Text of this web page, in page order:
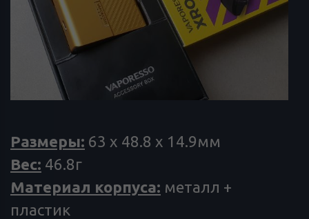
Размеры: 63 х 48.8 х 14.9мм
Вес: 46.8г
Материал корпуса: металл +
пластик